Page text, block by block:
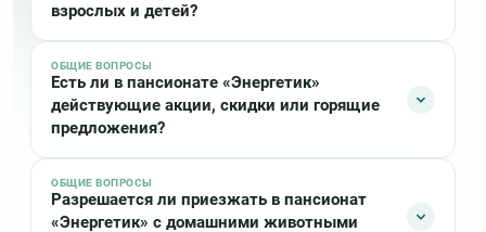
взрослых и детей?
Взрослым в «Энергетике» при себе для заезда
необходимо иметь:
Паспорт
Страховой медицинский полис
Ваучер
Детям в «Энергетике» при себе необходимо иметь:
ОБЩИЕ ВОПРОСЫ
Есть ли в пансионате «Энергетик»
действующие акции, скидки или горящие
предложения?
Сейчас в пансионате «Энергетик» нет актуальных
акций или скидок
ОБЩИЕ ВОПРОСЫ
Разрешается ли приезжать в пансионат
«Энергетик» с домашними животными